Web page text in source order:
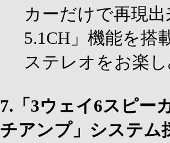
カーだけで再現
5.1CH」機能を搭
ステレオをお楽
7.「3ウェイ6スピー
チアンプ」システム